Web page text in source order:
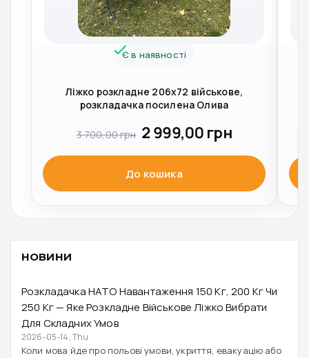
Є в наявності
Ліжко розкладне 206x72 військове,
розкладачка посилена Олива
3 700,00грн 2 999,00 грн
До кошика
НОВИНИ
Розкладачка НАТО Навантаження 150 Кг, 200 Кг Чи
250 Кг — Яке Розкладне Військове Ліжко Вибрати
Для Складних Умов
2026-05-14, Thu
Коли мова йде про польові умови, укриття, евакуацію або